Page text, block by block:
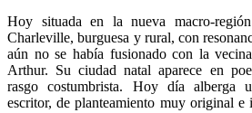
Hoy situada en la nueva macro-
Charleville, burguesa y rural, con
aún no se había fusionado con la
Arthur. Su ciudad natal aparece en
rasgo costumbrista. Hoy día alberga
escritor, de planteamiento muy original e